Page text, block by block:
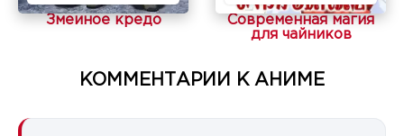
Змеиное кредо
Современная магия
для чайников
КОММЕНТАРИИ К АНИМЕ